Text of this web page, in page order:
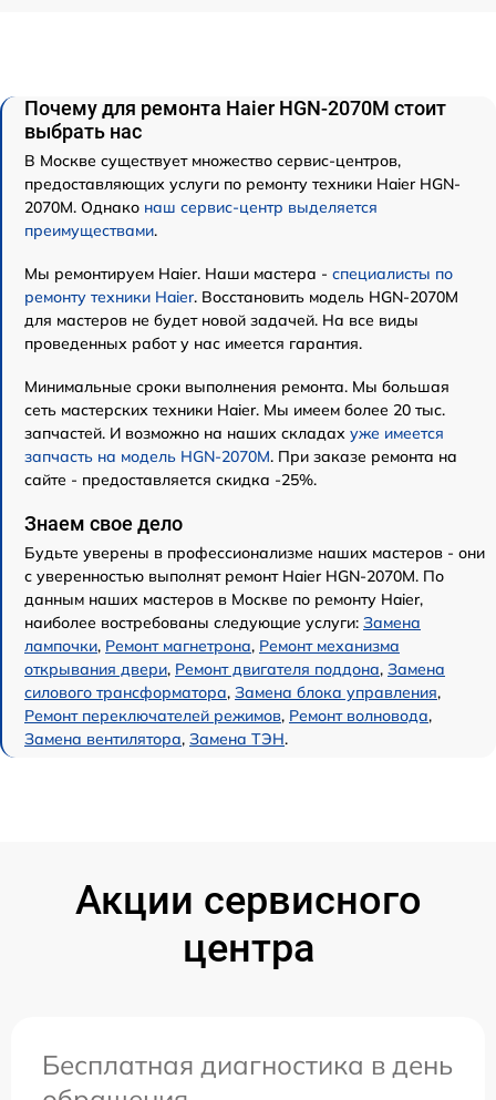
Почему для ремонта Haier HGN-2070M стоит
выбрать нас
В Москве существует множество сервис-центров,
предоставляющих услуги по ремонту техники Haier HGN-
2070M. Однако наш сервис-центр выделяется
преимуществами.
Мы ремонтируем Haier. Наши мастера - специалисты по
ремонту техники Haier. Восстановить модель HGN-2070M
для мастеров не будет новой задачей. На все виды
проведенных работ у нас имеется гарантия.
Минимальные сроки выполнения ремонта. Мы большая
сеть мастерских техники Haier. Мы имеем более 20 тыс.
запчастей. И возможно на наших складах уже имеется
запчасть на модель HGN-2070M. При заказе ремонта на
сайте - предоставляется скидка -25%.
Знаем свое дело
Будьте уверены в профессионализме наших мастеров - они
с уверенностью выполнят ремонт Haier HGN-2070M. По
данным наших мастеров в Москве по ремонту Haier,
наиболее востребованы следующие услуги: Замена
лампочки, Ремонт магнетрона, Ремонт механизма
открывания двери, Ремонт двигателя поддона, Замена
силового трансформатора, Замена блока управления,
Ремонт переключателей режимов, Ремонт волновода,
Замена вентилятора, Замена ТЭН.
Акции сервисного
центра
Бесплатная диагностика в день